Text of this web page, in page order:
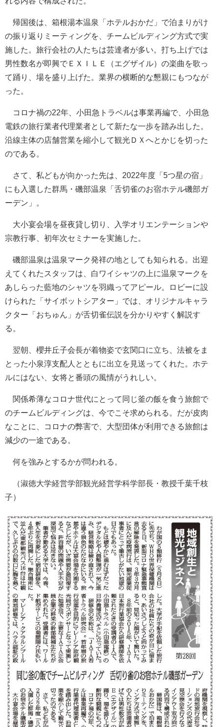
帰国後は、箱根湯本温泉「ホテルおかだ」で泊まりがけ
の振り返りミーティングを、チームビルディング方式で実
施した。旅行会社の人たちは芸達者が多い。打ち上げでは
男性数名が即興でＥＸＩＬＥ（エグザイル）の楽曲を歌っ
て踊り、場を盛り上げた。業界の横断的な懇親にもつなが
った。
コロナ禍の22年、小田急トラベルは事業再編で、小田急
電鉄の旅行業者代理業者として新たな一歩を踏み出した。
沿線主体の店舗営業を縮小して観光ＤＸへとかじを切った
のである。
さて、私どもが向かった先は、2022年度「5つ星の宿」
にも入選した群馬・磯部温泉「舌切雀のお宿ホテル磯部ガ
ーデン」。
大小宴会場を昼夜貸し切り、入学オリエンテーションや
宗教行事、初年次セミナーを実施した。
磯部温泉は温泉マーク発祥の地としても知られる。出迎
えてくれたスタッフは、白ワイシャツの上に温泉マークを
あしらった藍地のシャツを羽織ってアピール。ロビーに設
けられた「サイボットシアター」では、オリジナルキャラ
クター「おちゅん」が舌切雀伝説を分かりやすく解説す
る。
翌朝、櫻井丘子会長が着物姿で玄関口に立ち、法被をま
とった小泉淳支配人とともに出立を見送ってくれた。ホテ
ルにはない、女将と番頭の風情がうれしい。
関係希薄なコロナ世代にとって同じ釜の飯を食う旅館で
のチームビルディングは、今でこそ求められる。だが皮肉
なことに、コロナの弊害で、大型団体が利用できる旅館は
減少の一途である。
何を強みとするかが問われる。
（淑徳大学経営学部観光経営学科学部長・教授千葉千枝
子）